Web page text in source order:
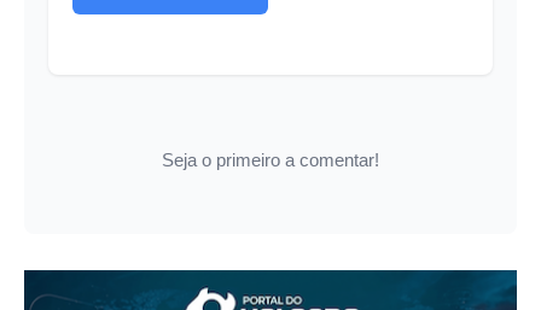
Seja o primeiro a comentar!